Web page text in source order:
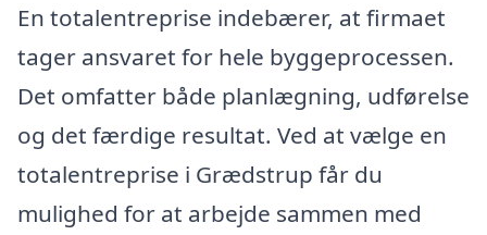
En totalentreprise indebærer, at firmaet
tager ansvaret for hele byggeprocessen.
Det omfatter både planlægning, udførelse
og det færdige resultat. Ved at vælge en
totalentreprise i Grædstrup får du
mulighed for at arbejde sammen med